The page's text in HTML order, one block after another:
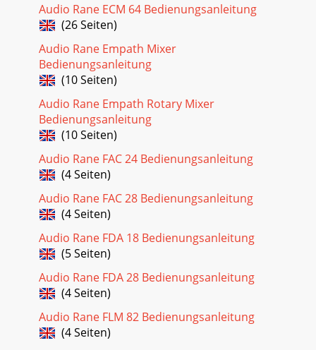
Audio Rane ECM 64 Bedienungsanleitung
(26 Seiten)
Audio Rane Empath Mixer
Bedienungsanleitung
(10 Seiten)
Audio Rane Empath Rotary Mixer
Bedienungsanleitung
(10 Seiten)
Audio Rane FAC 24 Bedienungsanleitung
(4 Seiten)
Audio Rane FAC 28 Bedienungsanleitung
(4 Seiten)
Audio Rane FDA 18 Bedienungsanleitung
(5 Seiten)
Audio Rane FDA 28 Bedienungsanleitung
(4 Seiten)
Audio Rane FLM 82 Bedienungsanleitung
(4 Seiten)